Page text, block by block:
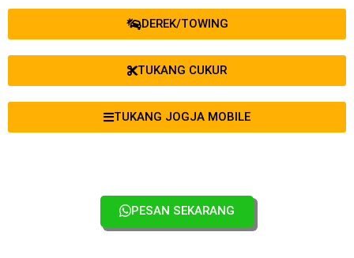
DEREK/TOWING
TUKANG CUKUR
TUKANG JOGJA MOBILE
PESAN SEKARANG